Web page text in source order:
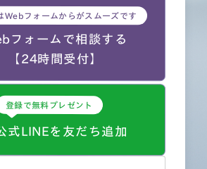
Webフォームからがスムーズです
フォームで相談する
【24時間受付】
登録で無料プレゼント
式LINEを友だち追加